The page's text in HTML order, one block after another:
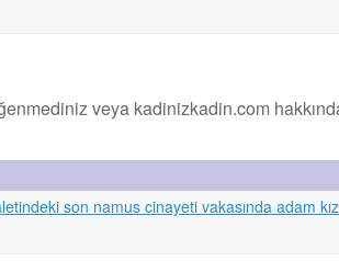
veya kadinizkadin.com
son namus cinayeti vakasında adam